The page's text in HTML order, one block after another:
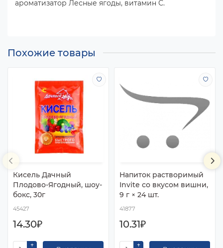
ароматизатор Лесные ягоды, витамин С.
Похожие товары
Кисель Дачный
Плодово-Ягодный, шоу-
бокс, 30г
45427
14.30₽
Напиток растворимый
Invite со вкусом вишни,
9 г × 24 шт.
41877
10.31₽